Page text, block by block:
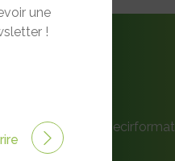
une
!